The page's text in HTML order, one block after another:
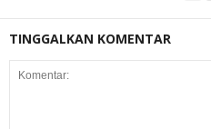
TINGGALKAN KOMENTAR